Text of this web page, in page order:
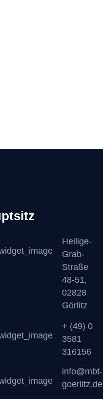
Heilige-
Grab-
Straße
48-51,
02828
Görlitz
+ (49) 0
3581
316156
info@mbt-
goerlitz.de